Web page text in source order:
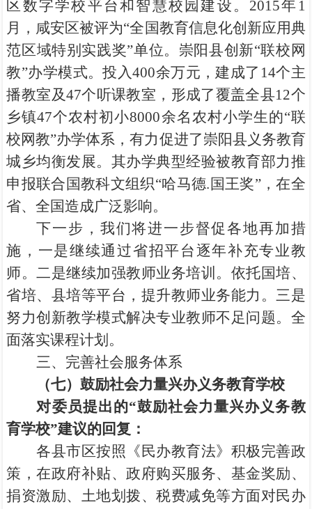
区数字学校平台和智慧校园建设。2015年1
月，咸安区被评为“全国教育信息化创新应用典
范区域特别实践奖”单位。崇阳县创新“联校网
教”办学模式。投入400余万元，建成了14个主
播教室及47个听课教室，形成了覆盖全县12个
乡镇47个农村初小8000余名农村小学生的“联
校网教”办学体系，有力促进了崇阳县义务教育
城乡均衡发展。其办学典型经验被教育部力推
申报联合国教科文组织“哈马德.国王奖”，在全
省、全国造成广泛影响。
下一步，我们将进一步督促各地再加措
施，一是继续通过省招平台逐年补充专业教
师。二是继续加强教师业务培训。依托国培、
省培、县培等平台，提升教师业务能力。三是
努力创新教学模式解决专业教师不足问题。全
面落实课程计划。
三、完善社会服务体系
（七）鼓励社会力量兴办义务教育学校
对委员提出的“鼓励社会力量兴办义务教
育学校”建议的回复：
各县市区按照《民办教育法》积极完善政
策，在政府补贴、政府购买服务、基金奖励、
捐资激励、土地划拨、税费减免等方面对民办